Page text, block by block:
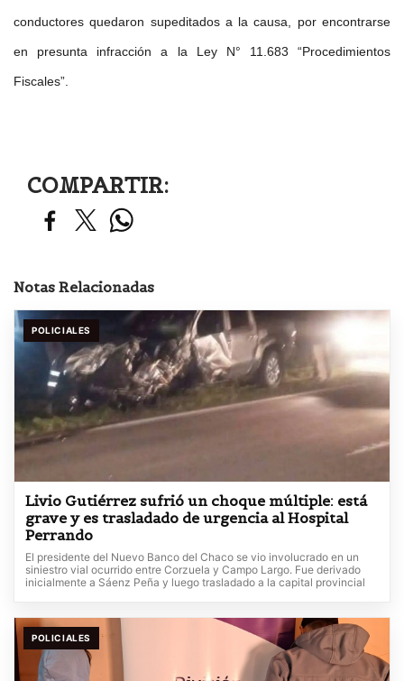
conductores quedaron supeditados a la causa, por encontrarse
en presunta infracción a la Ley N° 11.683 “Procedimientos
Fiscales”.
COMPARTIR:
Notas Relacionadas
POLICIALES
Livio Gutiérrez sufrió un choque múltiple: está
grave y es trasladado de urgencia al Hospital
Perrando
El presidente del Nuevo Banco del Chaco se vio involucrado en un
siniestro vial ocurrido entre Corzuela y Campo Largo. Fue derivado
inicialmente a Sáenz Peña y luego trasladado a la capital provincial
POLICIALES